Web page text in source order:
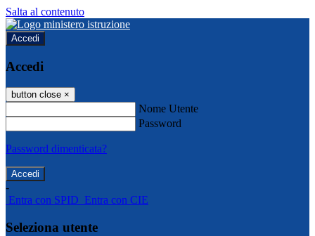
Salta al contenuto
Accedi
Accedi
button close ×
Nome Utente
Password
Password dimenticata?
-
Entra con SPID Entra con CIE
Seleziona utente